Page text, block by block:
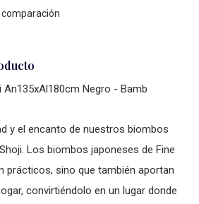
Negro - Bamb
y el encanto de nuestros biombos
Los biombos japoneses de Fine
prácticos, sino que también aportan
convirtiéndolo en un lugar donde